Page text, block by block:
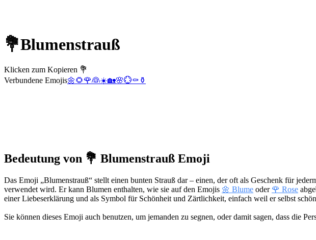
💐Blumenstrauß
Klicken zum Kopieren 💐
Verbundene Emojis🌼🌻🌹👰☀️🏡🌸💮⚰️ ⚱️
Bedeutung von 💐 Blumenstrauß Emoji
Das Emoji „Blumenstrauß“ stellt einen bunten Strauß dar – einen, der oft als Geschenk für
verwendet wird. Er kann Blumen enthalten, wie sie auf den Emojis 🌼 Blume oder 🌹 Rose
einer Liebeserklärung und als Symbol für Schönheit und Zärtlichkeit, einfach weil er selbst
Sie können dieses Emoji auch benutzen, um jemanden zu segnen, oder damit sagen, dass die